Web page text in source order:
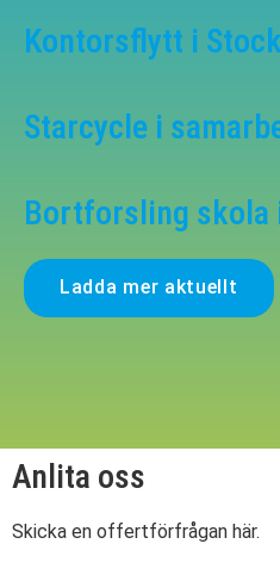
Kontorsflytt i
Starcycle i
Bortforsling skola
Ladda mer aktuellt
Anlita oss
Skicka en offertförfrågan här.